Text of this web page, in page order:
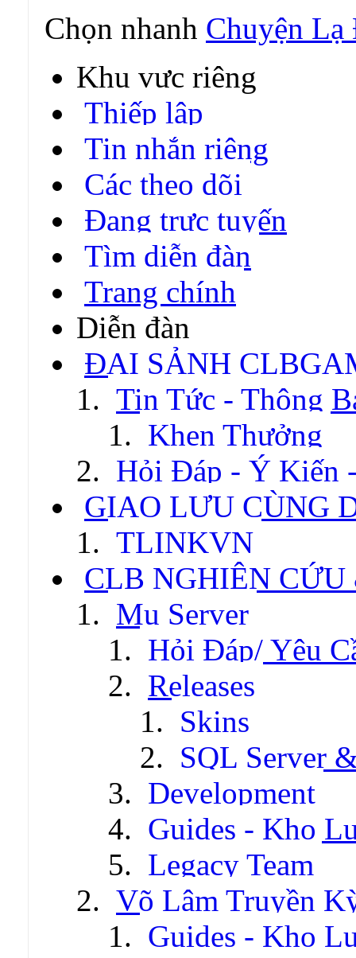
Chọn nhanh Chuyện
Khu vực riêng
Thiếp lập
Tin nhắn riêng
Các theo dõi
Đang trực tuyến
Tìm diễn đàn
Trang chính
Diễn đàn
ĐẠI SẢNH
Tin Tức - Thông
Khen Thưởng
Hỏi Đáp - Ý Kiến
GIAO LƯU CÙNG
TLINKVN
CLB NGHIÊN
Mu Server
Hỏi Đáp/ Yêu
Releases
Skins
SQL Server
Development
Guides - Kho
Legacy Team
Võ Lâm Truyền
Guides - Kho